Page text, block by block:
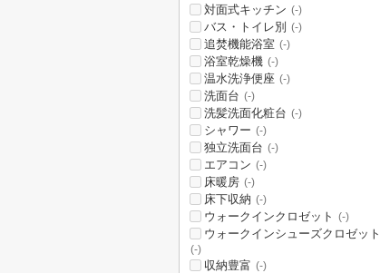
対面式キッチン (-)
バス・トイレ別 (-)
追焚機能浴室 (-)
浴室乾燥機 (-)
温水洗浄便座 (-)
洗面台 (-)
洗髪洗面化粧台 (-)
シャワー (-)
独立洗面台 (-)
エアコン (-)
床暖房 (-)
床下収納 (-)
ウォークインクロゼット (-)
ウォークインシューズクロゼット
(-)
収納豊富 (-)